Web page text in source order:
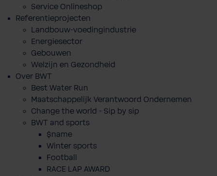
Service Onlineshop
Referentieprojecten
Landbouw-voedingindustrie
Energiesector
Gebouwen
Welzijn en Gezondheid
Over BWT
Best Water Run
Maatschappelijk Verantwoord Ondernemen
Change the world - Sip by sip
BWT and sports
$name
Winter sports
Football
RACE LAP AWARD